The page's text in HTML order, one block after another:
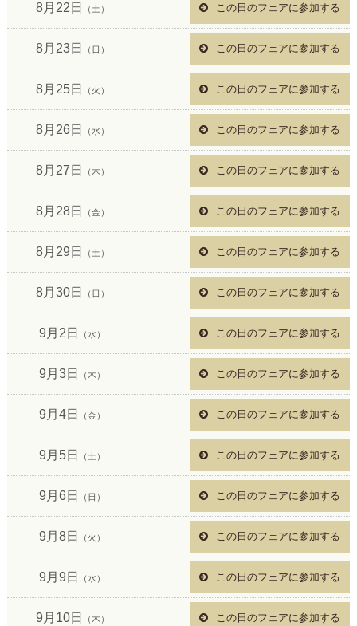
8月22日 （土） この日のフェアに参加する
8月23日 （日） この日のフェアに参加する
8月25日 （火） この日のフェアに参加する
8月26日 （水） この日のフェアに参加する
8月27日 （木） この日のフェアに参加する
8月28日 （金） この日のフェアに参加する
8月29日 （土） この日のフェアに参加する
8月30日 （日） この日のフェアに参加する
9月2日 （水） この日のフェアに参加する
9月3日 （木） この日のフェアに参加する
9月4日 （金） この日のフェアに参加する
9月5日 （土） この日のフェアに参加する
9月6日 （日） この日のフェアに参加する
9月8日 （火） この日のフェアに参加する
9月9日 （水） この日のフェアに参加する
9月10日 （木） この日のフェアに参加する